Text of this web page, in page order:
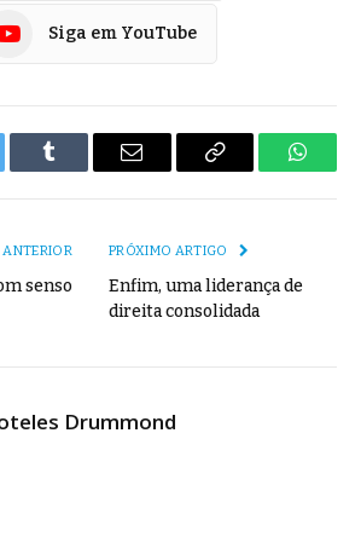
Siga em YouTube
Tumblr
E-
Copiar
senso
PRÓXIMO ARTIGO
Enfim, uma liderança de
direita consolidada
Drummond